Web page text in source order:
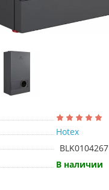
Hotex
BLK0104267
В наличии